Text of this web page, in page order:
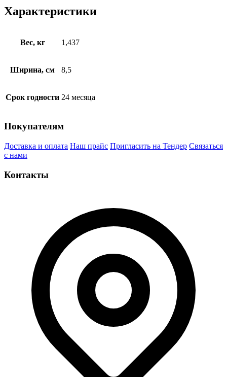
Характеристики
Вес, кг 1,437
Ширина, см 8,5
Срок годности 24 месяца
Покупателям
Доставка и оплата Наш прайс Пригласить на Тендер Связаться
с нами
Контакты